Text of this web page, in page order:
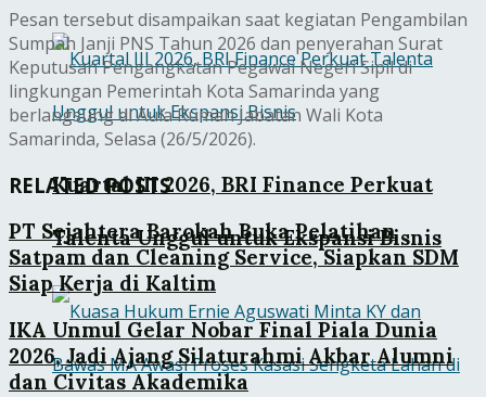
Kuartal III 2026, BRI Finance Perkuat
Talenta Unggul untuk Ekspansi Bisnis
Pesan tersebut disampaikan saat kegiatan Pengambilan
Sumpah Janji PNS Tahun 2026 dan penyerahan Surat
Keputusan Pengangkatan Pegawai Negeri Sipil di
lingkungan Pemerintah Kota Samarinda yang
berlangsung di Aula Rumah Jabatan Wali Kota
Samarinda, Selasa (26/5/2026).
RELATED POSTS
PT Sejahtera Barokah Buka Pelatihan
Satpam dan Cleaning Service, Siapkan SDM
Siap Kerja di Kaltim
IKA Unmul Gelar Nobar Final Piala Dunia
2026, Jadi Ajang Silaturahmi Akbar Alumni
dan Civitas Akademika